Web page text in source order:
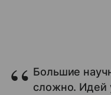
Большие
сложно. Идей